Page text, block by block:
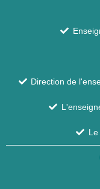
Direction de